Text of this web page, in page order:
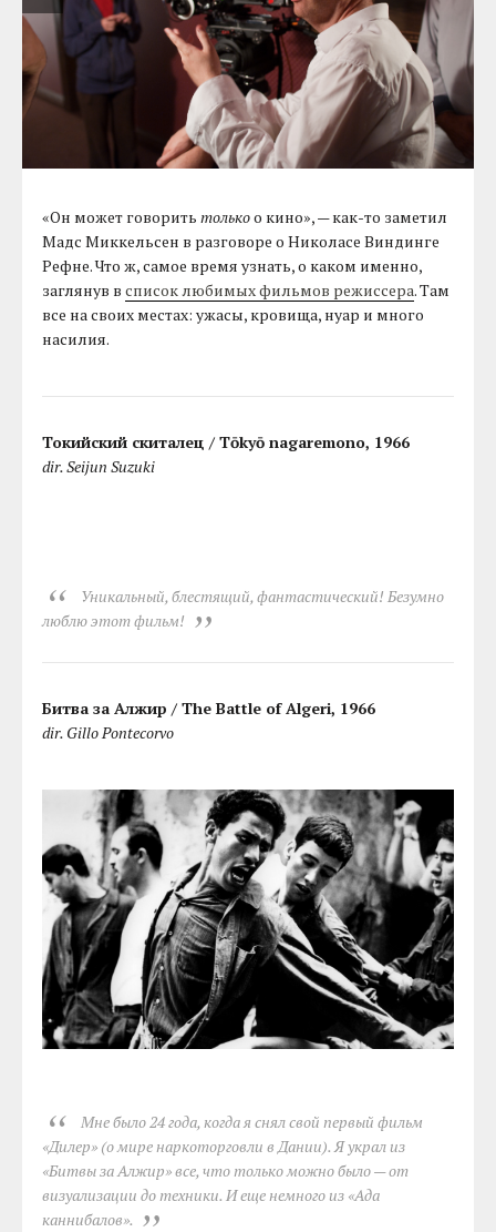
«Он может говоритьтолькоо кино», — как-то заметил
Мадс Миккельсен в разговоре о Николасе Виндинге
Рефне. Что ж, самое время узнать, о каком именно,
заглянув всписок любимых фильмов режиссера. Там
все на своих местах: ужасы, кровища, нуар и много
насилия.
Токийский скиталец / Tōkyō nagaremono, 1966
dir. Seijun Suzuki
Уникальный, блестящий, фантастический! Безумно
люблю этот фильм!
Битва за Алжир / The Battle of Algeri, 1966
dir. Gillo Pontecorvo
Мне было 24 года, когда я снял свой первый фильм
«Дилер» (о мире наркоторговли в Дании). Я украл из
«Битвы за Алжир» все, что только можно было — от
визуализации до техники. И еще немного из «Ада
каннибалов».